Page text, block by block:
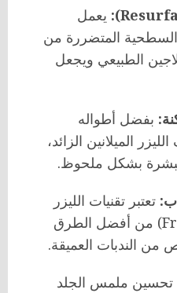
يعمل
السطحية المتضررة من
الطبيعي ويجعل
بفضل أطواله
الميلانين الزائد،
بشكل ملحوظ.
تعتبر تقنيات الليزر
الجزئي (Fractional Laser) من أفضل الطرق
من الندبات العميقة.
ملمس الجلد